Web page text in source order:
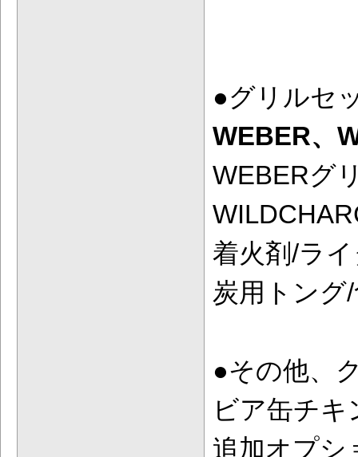
●グリルセ
WEBER、
WEBERグ
着火剤/ラ
炭用トング
●その他、
ビア缶チ
追加オプシ